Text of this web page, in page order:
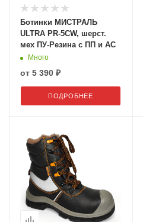
Ботинки МИСТРАЛЬ
ULTRA PR-5CW, шерст.
мех ПУ-Резина с ПП и АС
Много
от 5 390 ₽
ПОДРОБНЕЕ